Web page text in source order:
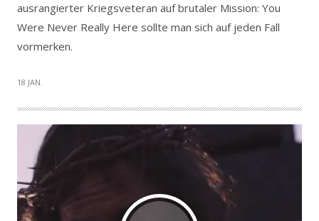
ausrangierter Kriegsveteran auf brutaler Mission: You
Were Never Really Here sollte man sich auf jeden Fall
vormerken.
18 JAN.